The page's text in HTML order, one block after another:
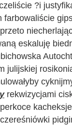
?i
farbowaliście
eskaluję
julijskiej
rekwizycjami